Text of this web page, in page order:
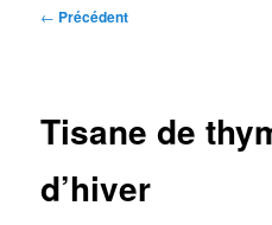
Navigation
← Précédent
Tisane de
d’hiver